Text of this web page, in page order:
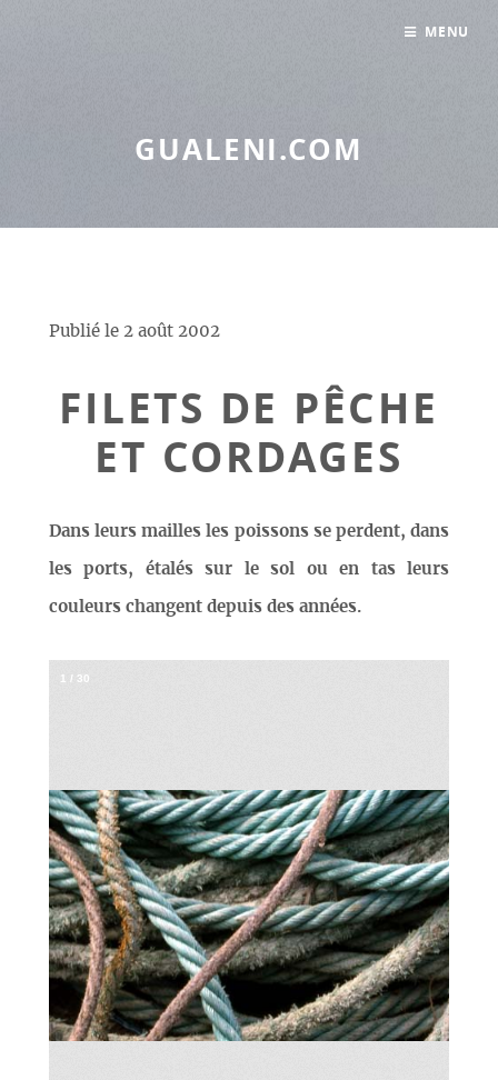
GUALENI.COM
Publié le 2 août 2002
FILETS DE PÊCHE
ET CORDAGES
Dans leurs mailles les poissons se perdent, dans
les ports, étalés sur le sol ou en tas leurs
couleurs changent depuis des années.
1 / 30
MENU